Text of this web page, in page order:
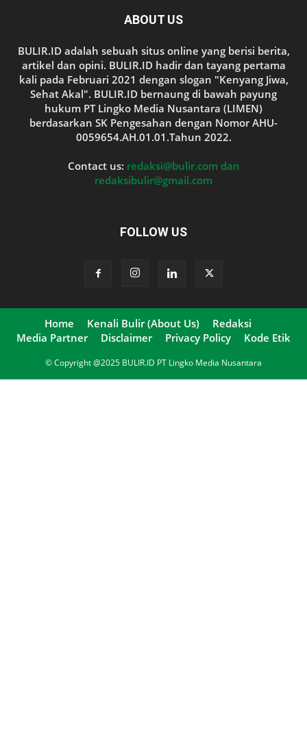
ABOUT US
BULIR.ID adalah sebuah situs online yang berisi berita,
artikel dan opini. BULIR.ID hadir dan tayang pertama
kali pada Februari 2021 dengan slogan "Kenyang Jiwa,
Sehat Akal". BULIR.ID bernaung di bawah payung
hukum PT Lingko Media Nusantara (LIMEN)
berdasarkan SK Pengesahan dengan Nomor AHU-
0059654.AH.01.01.Tahun 2022.
Contact us: redaksi@bulir.com dan
redaksibulir@gmail.com
FOLLOW US
Home Kenali Bulir (About Us)
Redaksi
Media Partner
Disclaimer Privacy Policy Kode Etik
© Copyright @2025 BULIR.ID PT Lingko Media Nusantara